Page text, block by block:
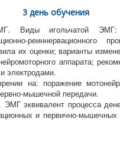
3 день обучения
Виды игольчатой ЭМГ:
реиннервационного
их оценки; варианты
аппарата;
электродами.
на: поражение
мышечной передачи.
эквивалент процесса
и первично-